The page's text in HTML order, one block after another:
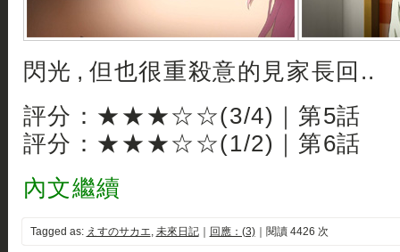
閃光 , 但也很重殺意的見家長回..
評分：★★★☆☆(3/4)｜第5話
評分：★★★☆☆(1/2)｜第6話
內文繼續
Tagged as: えすのサカエ, 未來日記｜ 回應：(3)｜閱讀 4426 次